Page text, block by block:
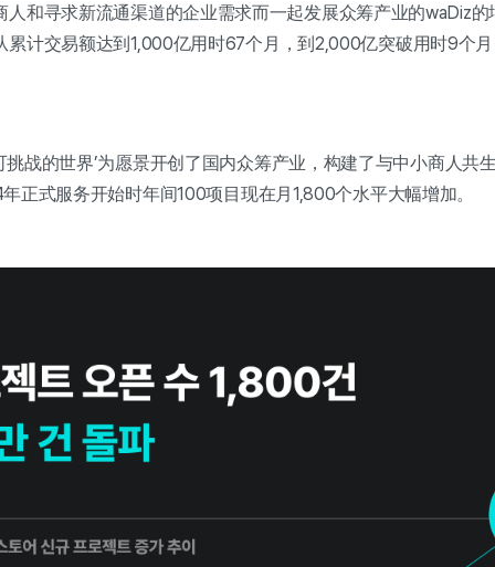
人和寻求新流通渠道的企业需求而一起发展众筹产业的waDiz
累计交易额达到1,000亿用时67个月，到2,000亿突破用时9个
挑战的世界’为愿景开创了国内众筹产业，构建了与中小商人共
正式服务开始时年间100项目现在月1,800个水平大幅增加。